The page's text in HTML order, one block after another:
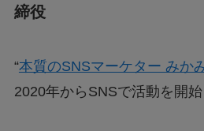
締役
“本質のSNSマーケター みか
2020年からSNSで活動を開始